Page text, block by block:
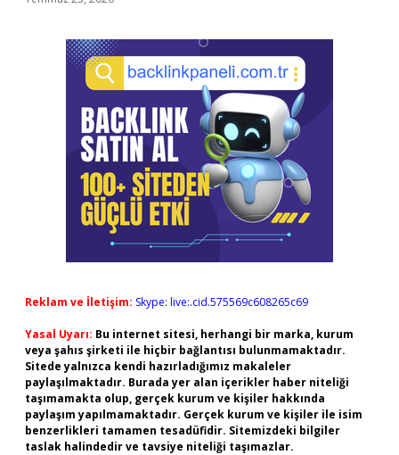
Reklam ve İletişim: Skype: live:.cid.575569c608265c69
Yasal Uyarı: Bu internet sitesi, herhangi bir marka, kurum
veya şahıs şirketi ile hiçbir bağlantısı bulunmamaktadır.
Sitede yalnızca kendi hazırladığımız makaleler
paylaşılmaktadır. Burada yer alan içerikler haber niteliği
taşımamakta olup, gerçek kurum ve kişiler hakkında
paylaşım yapılmamaktadır. Gerçek kurum ve kişiler ile isim
benzerlikleri tamamen tesadüfidir. Sitemizdeki bilgiler
taslak halindedir ve tavsiye niteliği taşımazlar.